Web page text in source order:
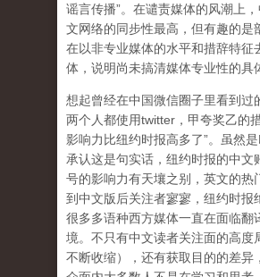
谣言传播”。在谴责媒体的风潮上
文网络的同步性最高，但有趣的是
在以非专业媒体的水平和措辞特征
体，说明尚未搞清媒体专业性的具
想起曾经在中国微信圈子里看到过
两个人都使用twitter，甲夸奖乙的
影响力比纽约时报高多了”。虽然
承认这是句实话，纽约时报的中文
号的影响力有天壤之别，英文的热
到中文版后关注者寥寥，纽约时报
很多多语种西方媒体一直在面临翻
境。不只有中文读者关注面的高度
不断收缩），还有获取目的的差异